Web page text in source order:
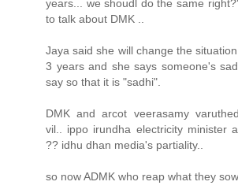
years... we shoudl do the same
to talk about DMK ..
Jaya said she will change the
3 years and she says someone's
say so that it is "sadhi".
DMK and arcot veerasamy
vil.. ippo irundha electricity minister
?? idhu dhan media's partiality..
so now ADMK who reap what they sow